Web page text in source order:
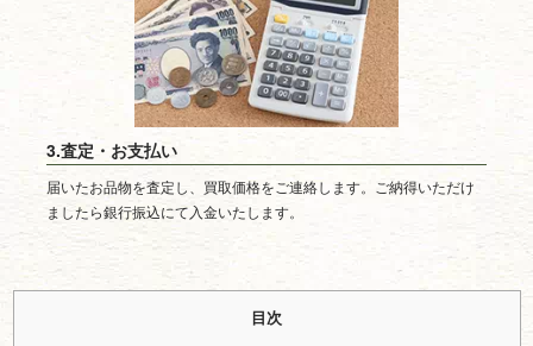
3.査定・お支払い
届いたお品物を査定し、買取価格をご連絡します。ご納得いただけ
ましたら銀行振込にて入金いたします。
目次